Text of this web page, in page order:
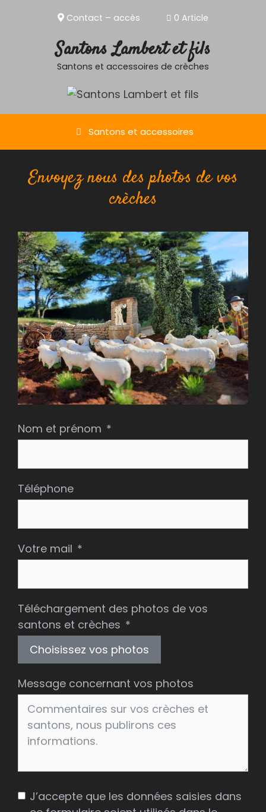
Contact – accès 0 Article
Santons Lambert et fils
Santons et accessoires de crèches
Santons et accessoires
Envoyez nous des photos de vos
crèches
Nom et prénom
Téléphone
Votre mail
Téléchargement des photos de vos
santons et crèches
Choisissez vos photos
Message concernant vos photos
J’accepte que les données saisies dans